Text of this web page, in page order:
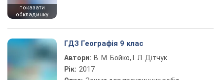
показати
обкладинку
ГДЗ Географія 9 клас
Автори: В. М. Бойко, І. Л. Дітчук
Рік: 2017